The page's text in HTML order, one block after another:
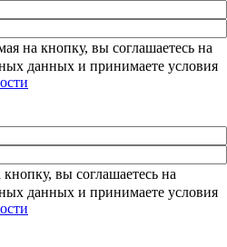
на кнопку, вы соглашаетесь на
данных и принимаете условия
вы соглашаетесь на
данных и принимаете условия